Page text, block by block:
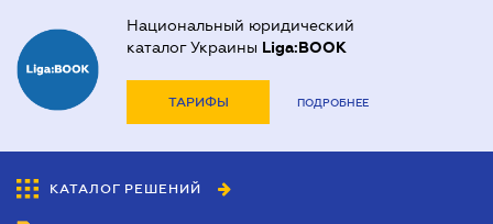
Национальный юридический
каталог Украины Liga:BOOK
ТАРИФЫ ПОДРОБНЕЕ
КАТАЛОГ РЕШЕНИЙ